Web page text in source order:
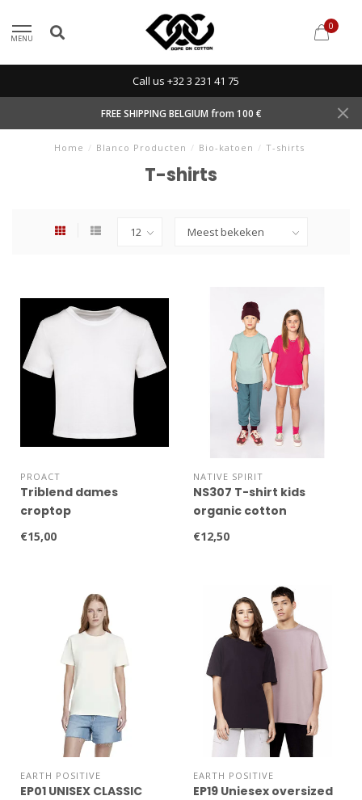
MENU
0
Call us +32 3 231 41 75
FREE SHIPPING BELGIUM from 100 €
Home / Blanco Producten / Bio-katoen / T-shirts
T-shirts
PROACT
Triblend dames
croptop
€15,00
NATIVE SPIRIT
NS307 T-shirt kids
organic cotton
€12,50
EARTH POSITIVE
EP01 UNISEX CLASSIC
EARTH POSITIVE
EP19 Uniesex oversized